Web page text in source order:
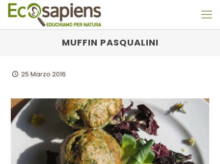
MUFFIN PASQUALINI
25 Marzo 2016